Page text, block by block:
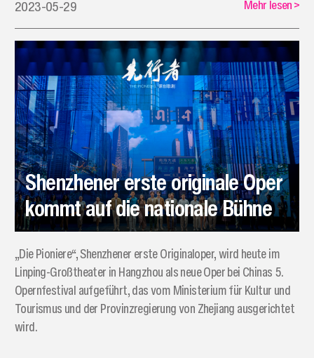
2023-05-29 Mehr lesen>
Shenzhener erste originale Oper
kommt auf die nationale Bühne
„Die Pioniere“, Shenzhener erste Originaloper, wird heute im
Linping-Großtheater in Hangzhou als neue Oper bei Chinas 5.
Opernfestival aufgeführt, das vom Ministerium für Kultur und
Tourismus und der Provinzregierung von Zhejiang ausgerichtet
wird.